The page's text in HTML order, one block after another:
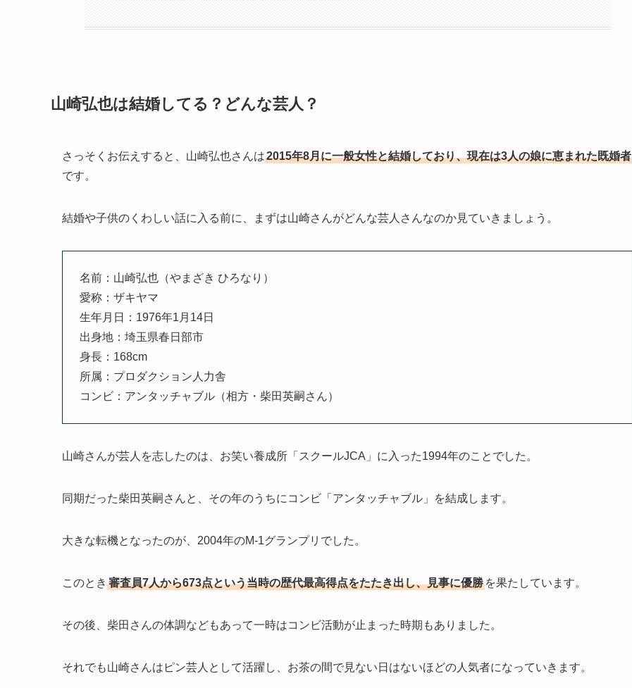
山崎弘也は結婚してる？どんな芸人？
さっそくお伝えすると、山崎弘也さんは2015年8月に一般女性と結婚しており、現在は3人の娘に恵まれた既婚者
です。
結婚や子供のくわしい話に入る前に、まずは山崎さんがどんな芸人さんなのか見ていきましょう。
名前：山崎弘也（やまざき ひろなり）
愛称：ザキヤマ
生年月日：1976年1月14日
出身地：埼玉県春日部市
身長：168cm
所属：プロダクション人力舎
コンビ：アンタッチャブル（相方・柴田英嗣さん）
山崎さんが芸人を志したのは、お笑い養成所「スクールJCA」に入った1994年のことでした。
同期だった柴田英嗣さんと、その年のうちにコンビ「アンタッチャブル」を結成します。
大きな転機となったのが、2004年のM-1グランプリでした。
このとき 審査員7人から673点という当時の歴代最高得点をたたき出し、見事に優勝 を果たしています。
その後、柴田さんの体調などもあって一時はコンビ活動が止まった時期もありました。
それでも山崎さんはピン芸人として活躍し、お茶の間で見ない日はないほどの人気者になっていきます。